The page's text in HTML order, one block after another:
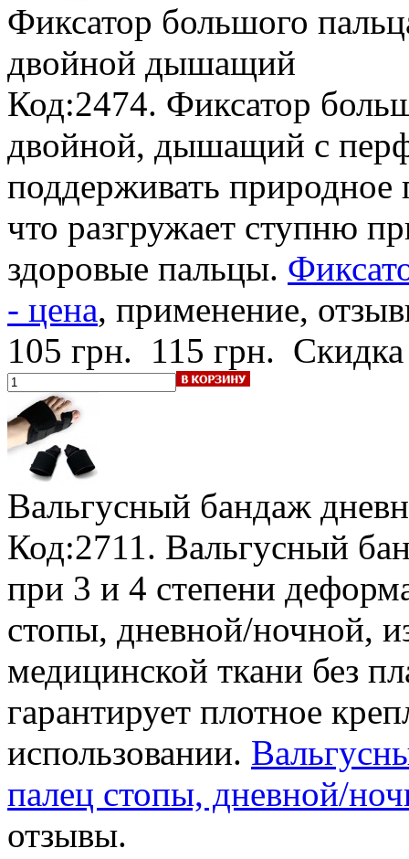
Фиксатор большого
двойной дышащий
Код:2474. Фиксатор
двойной, дышащий с
поддерживать природное
что разгружает ступню
здоровые пальцы.
- цена, применение,
105 грн. 115 грн.
Вальгусный бандаж
Код:2711. Вальгусный
при 3 и 4 степени
стопы, дневной/ночной,
медицинской ткани без
гарантирует плотное
использовании.
палец стопы, дневной/
отзывы.